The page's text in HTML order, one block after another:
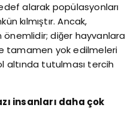
alarak popülasyonları
kılmıştır. Ancak,
diğer hayvanlara
tamamen yok edilmeleri
altında tutulması tercih
insanları daha çok